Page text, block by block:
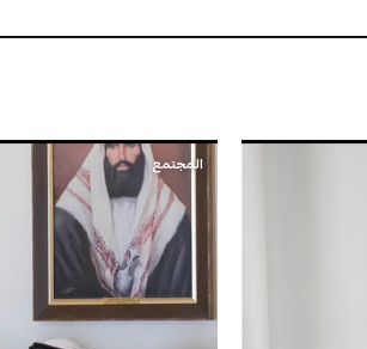
المجتمع